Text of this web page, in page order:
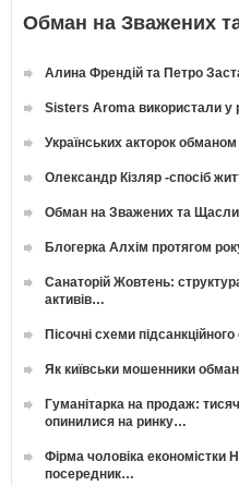
Обман на Зважених
Алина Френдій та Петро
Sisters Aroma використали у
Українських акторок
Олександр Кізляр -спосіб
Обман на Зважених та
Блогерка Алхім протягом
Санаторій Жовтень:
активів…
Пісочні схеми
Як київськи мошенники
Гуманітарка на продаж:
опинилися на ринку…
Фірма чоловіка
посередник…